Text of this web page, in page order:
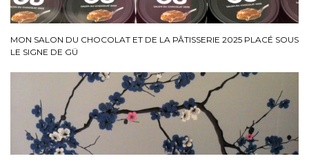
MON SALON DU CHOCOLAT ET DE LA PÂTISSERIE 2025 PLACÉ SOUS
LE SIGNE DE GÜ